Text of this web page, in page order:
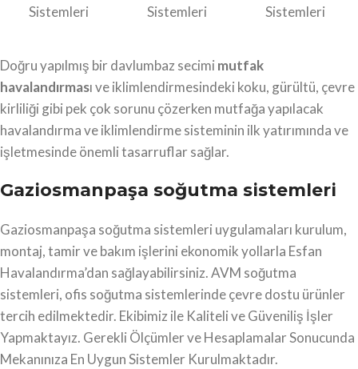
Sistemleri
Sistemleri
Sistemleri
Doğru yapılmış bir davlumbaz secimi mutfak
havalandırması ve iklimlendirmesindeki koku, gürültü, çevre
kirliliği gibi pek çok sorunu çözerken mutfağa yapılacak
havalandırma ve iklimlendirme sisteminin ilk yatırımında ve
işletmesinde önemli tasarruflar sağlar.
Gaziosmanpaşa soğutma sistemleri
Gaziosmanpaşa soğutma sistemleri uygulamaları kurulum,
montaj, tamir ve bakım işlerini ekonomik yollarla Esfan
Havalandırma’dan sağlayabilirsiniz. AVM soğutma
sistemleri, ofis soğutma sistemlerinde çevre dostu ürünler
tercih edilmektedir. Ekibimiz ile Kaliteli ve Güveniliş İşler
Yapmaktayız. Gerekli Ölçümler ve Hesaplamalar Sonucunda
Mekanınıza En Uygun Sistemler Kurulmaktadır.